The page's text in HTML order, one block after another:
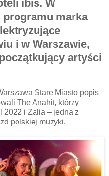
ibis. W
programu marka
i w Warszawie,
artyści
Stare Miasto popis
The Anahit, którzy
2022 i Zalia – jedna z
polskiej muzyki.